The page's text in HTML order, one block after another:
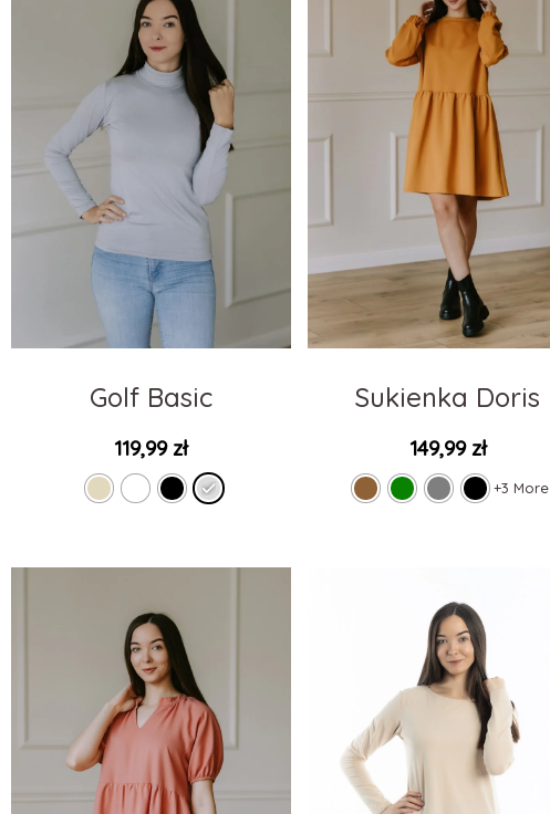
Golf Basic
119,99zł
Sukienka Doris
149,99zł
+3 More